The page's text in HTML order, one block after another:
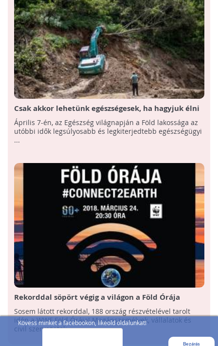
Kövess minket a facebookon, likeold oldalunkat!
Bezárás
Csak akkor lehetünk egészségesek, ha hagyjuk élni
a természetet
Április 7-én, az Egészség világnapján a Föld lakossága az
utóbbi idők legsúlyosabb és legkiterjedtebb egészségügyi
...
Rekorddal söpört végig a világon a Föld Órája
Sosem látott rekorddal, 188 ország részvételével tarolt
idén a WWF Föld Órája! Magánszemélyek, vállalatok és
civil szervezetek ...